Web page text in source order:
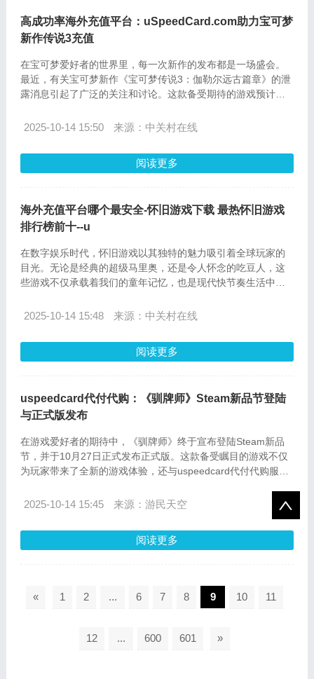
高成功率海外充值平台：uSpeedCard.com助力宝可梦
新作传说3充值
在宝可梦爱好者的世界里，每一次新作的发布都是一场盛会。
最近，有关宝可梦新作《宝可梦传说3：伽勒尔远古篇章》的泄
露消息引起了广泛的关注和讨论。这款备受期待的游戏预计将
说，如何快速、安全地为自己的游戏账户充值成为了他们最关
台，为全球玩家提供了便捷的充值服务，尤其是在美国、欧
洲、亚洲和澳洲等地区，更是备受好评。
2025-10-14 15:50 来源：中关村在线
阅读更多
海外充值平台哪个最安全-怀旧游戏下载 最热怀旧游戏
排行榜前十--u
在数字娱乐时代，怀旧游戏以其独特的魅力吸引着全球玩家的
目光。无论是经典的超级马里奥，还是令人怀念的吃豆人，这
些游戏不仅承载着我们的童年记忆，也是现代快节奏生活中的
充值怀旧游戏成为了一个亟待解决的问题。本文将探讨海外充
值流程和常见问题解答，帮助玩家安全享受怀旧游戏的乐趣。
2025-10-14 15:48 来源：中关村在线
阅读更多
uspeedcard代付代购：《驯牌师》Steam新品节登陆
与正式版发布
在游戏爱好者的期待中，《驯牌师》终于宣布登陆Steam新品
节，并于10月27日正式发布正式版。这款备受瞩目的游戏不仅
为玩家带来了全新的游戏体验，还与uspeedcard代付代购服务
2025-10-14 15:45 来源：游民天空
阅读更多
« 1 2 ... 6 7 8 9 10 11
12 ... 600 601 »